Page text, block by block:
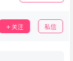
关注 私信